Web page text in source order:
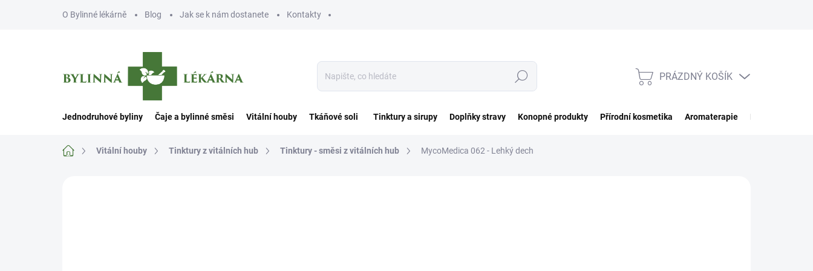
O Bylinné lékárně Blog Jak se k nám dostanete Kontakty
Hledat
NÁKUPNÍ
PRÁZDNÝ KOŠÍK
Jednodruhové byliny Čaje a bylinné směsi Vitální houby Tkáňové soli Tinktury a sirupy Doplňky stravy Konopné produkty Přírodní kosmetika Aromaterapie Potraviny
Domů Vitální houby Tinktury z vitálních hub Tinktury - směsi z vitálních hub MycoMedica 062 - Lehký dech